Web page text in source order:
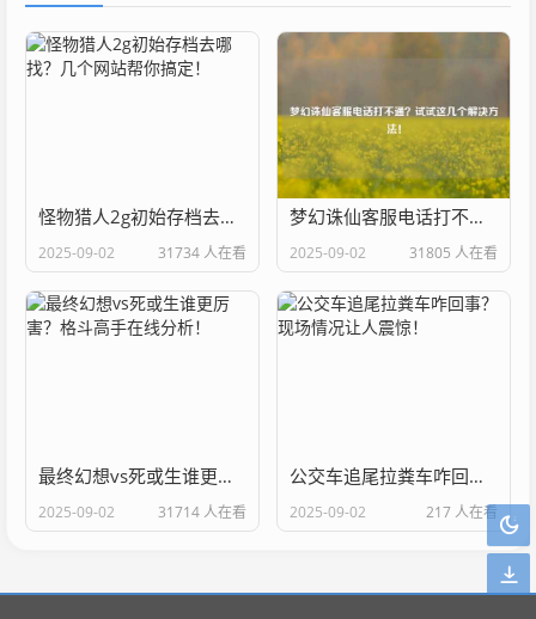
怪物猎人2g初始存档去哪找？几个网站帮你搞定！
2025-09-02 31734 人在看
梦幻诛仙客服电话打不通？试试这几个解决方法！
2025-09-02 31805 人在看
最终幻想vs死或生谁更厉害？格斗高手在线分析！
2025-09-02 31714 人在看
公交车追尾拉粪车咋回事？现场情况让人震惊！
2025-09-02 217 人在看